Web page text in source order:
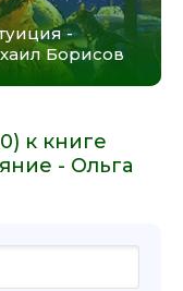
-
Борисов
к книге
- Ольга